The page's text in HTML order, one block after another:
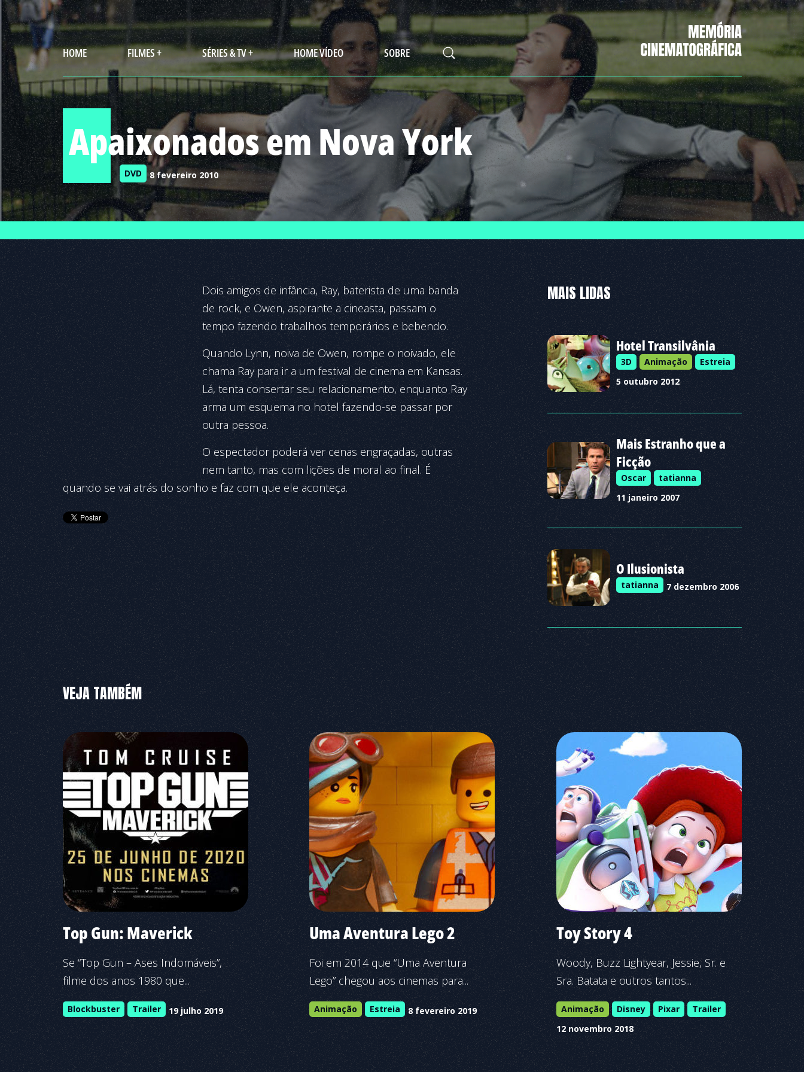
HOME FILMES + SÉRIES & TV + HOME VÍDEO SOBRE
Apaixonados em Nova York
DVD 8 fevereiro 2010
Dois amigos de infância, Ray, baterista de uma banda
de rock, e Owen, aspirante a cineasta, passam o
tempo fazendo trabalhos temporários e bebendo.
Quando Lynn, noiva de Owen, rompe o noivado, ele
chama Ray para ir a um festival de cinema em Kansas.
Lá, tenta consertar seu relacionamento, enquanto Ray
arma um esquema no hotel fazendo-se passar por
outra pessoa.
O espectador poderá ver cenas engraçadas, outras
nem tanto, mas com lições de moral ao final. É
quando se vai atrás do sonho e faz com que ele aconteça.
MAIS LIDAS
Hotel Transilvânia
3D Animação
Estreia
5 outubro 2012
Mais Estranho que a
Ficção
Oscar
tatianna
11 janeiro 2007
O Ilusionista
tatianna 7 dezembro 2006
VEJA TAMBÉM
Top Gun: Maverick
Se “Top Gun – Ases Indomáveis”,
filme dos anos 1980 que...
Blockbuster Trailer 19 julho 2019
Uma Aventura Lego 2
Foi em 2014 que “Uma Aventura
Lego” chegou aos cinemas para...
Animação Estreia 8 fevereiro 2019
Toy Story 4
Woody, Buzz Lightyear, Jessie, Sr. e
Sra. Batata e outros tantos...
Animação Disney Pixar
Trailer
12 novembro 2018